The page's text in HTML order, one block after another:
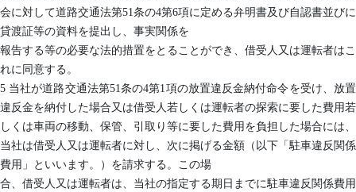
会に対して道路交通法第51条の4第6項に定める弁明書及び自認書並びに
貸渡証等の資料を提出し、事実関係を
報告する等の必要な法的措置をとることができ、借受人又は運転者はこ
れに同意する。
5 当社が道路交通法第51条の4第1項の放置違反金納付命令を受け、放置
違反金を納付した場合又は借受人若しくは運転者の探索に要した費用若
しくは車両の移動、保管、引取り等に要した費用を負担した場合には、
当社は借受人又は運転者に対し、次に掲げる金額（以下「駐車違反関係
費用」といいます。）を請求する。この場
合、借受人又は運転者は、当社の指定する期日までに駐車違反関係費用